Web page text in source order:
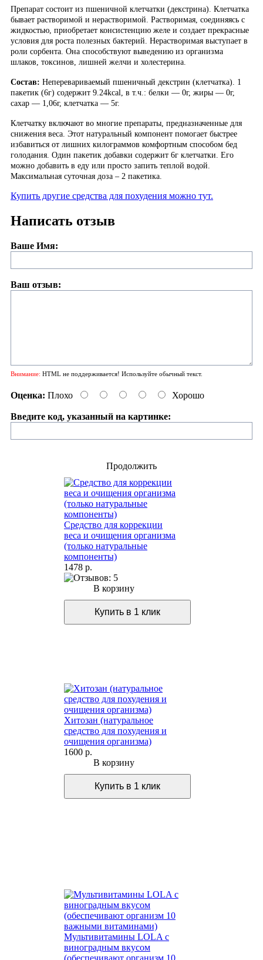
Препарат состоит из пшеничной клетчатки (декстрина). Клетчатка
бывает растворимой и нерастворимой. Растворимая, соединяясь с
жидкостью, приобретает консистенцию желе и создает прекрасные
условия для роста полезных бактерий. Нерастворимая выступает в
роли сорбента. Она способствуют выведению из организма
шлаков, токсинов, лишней желчи и холестерина.
Состав: Неперевариваемый пшеничный декстрин (клетчатка). 1
пакетик (6г) содержит 9.24kcal, в т.ч.: белки — 0г, жиры — 0г,
сахар — 1,06г, клетчатка — 5г.
Клетчатку включают во многие препараты, предназначенные для
снижения веса. Этот натуральный компонент помогает быстрее
избавиться от лишних килограммов комфортным способом бед
голодания. Один пакетик добавки содержит 6г клетчатки. Его
можно добавить в еду или просто запить теплой водой.
Максимальная суточная доза – 2 пакетика.
Купить другие средства для похудения можно тут.
Написать отзыв
Ваше Имя:
Ваш отзыв:
Внимание: HTML не поддерживается! Используйте обычный текст.
Оценка: Плохо Хорошо
Введите код, указанный на картинке:
Продолжить
Средство для коррекции
веса и очищения организма
(только натуральные
компоненты)
1478 р.
В корзину
Хитозан (натуральное
средство для похудения и
очищения организма)
1600 р.
В корзину
Мультивитамины LOLA с
виноградным вкусом
(обеспечивают организм 10